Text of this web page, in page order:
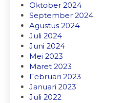
Oktober 2024
September 2024
Agustus 2024
Juli 2024
Juni 2024
Mei 2023
Maret 2023
Februari 2023
Januari 2023
Juli 2022